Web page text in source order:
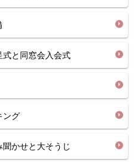
と同窓会入会式
ング
かせと大そうじ